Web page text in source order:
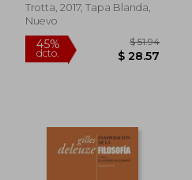
45%
dcto.
Trotta, 2017, Tapa Blanda,
Nuevo